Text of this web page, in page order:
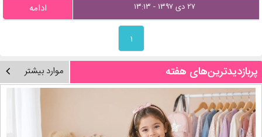
۲۷ دی ۱۳۹۷ - ۱۳:۱۳ ادامه
۱
پربازدیدترین‌های هفته موارد بیشتر